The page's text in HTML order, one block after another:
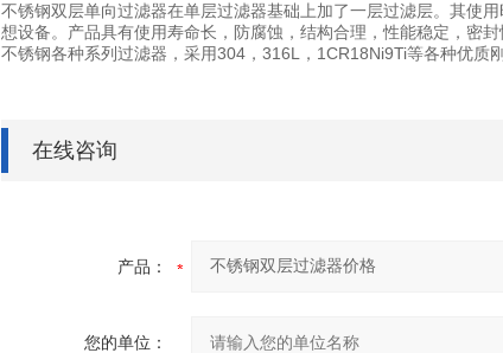
不锈钢双层单向过滤器在单层过滤器基础上加了一层过滤层。其使
想设备。产品具有使用寿命长，防腐蚀，结构合理，性能稳定，密
不锈钢各种系列过滤器，采用304，316L，1CR18Ni9Ti等各种优质
在线咨询
产品：
您的单位：